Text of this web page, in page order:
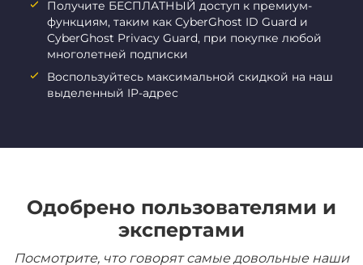
Получите БЕСПЛАТНЫЙ доступ к премиум-
функциям, таким как CyberGhost ID Guard и
CyberGhost Privacy Guard, при покупке любой
многолетней подписки
Воспользуйтесь максимальной скидкой на наш
выделенный IP-адрес
Одобрено пользователями и
экспертами
Посмотрите, что говорят самые довольные наши